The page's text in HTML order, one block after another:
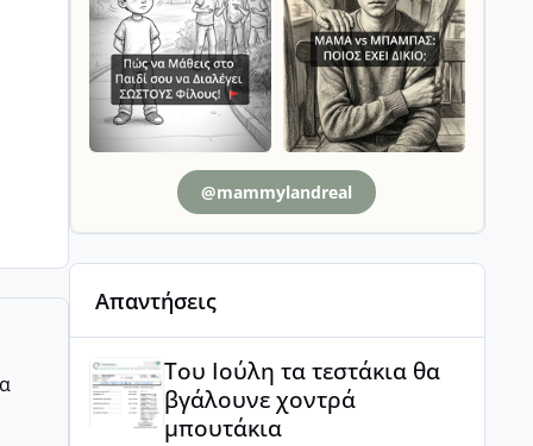
@mammylandreal
Απαντήσεις
Του Ιούλη τα τεστάκια θα
βγάλουνε χοντρά
μπουτάκια